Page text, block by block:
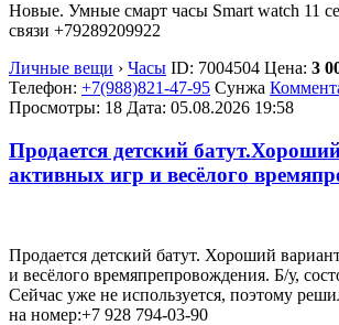
Новые. Умные смарт часы Smart watch 11
связи +79289209922
Личные вещи › Часы ID: 7004504 Цена: 3
Телефон: +7(988)821-47-95 Сунжа
Просмотры: 18 Дата: 05.08.2026 19:58
Продается детский
активных игр и весёлого
Продается детский батут. Хороший
и весёлого времяпрепровождения. Б/у,
Сейчас уже не используется, поэтому
на номер:+7 928 794-03-90